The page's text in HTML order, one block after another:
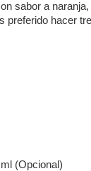
sabor a
preferido hacer
(Opcional)